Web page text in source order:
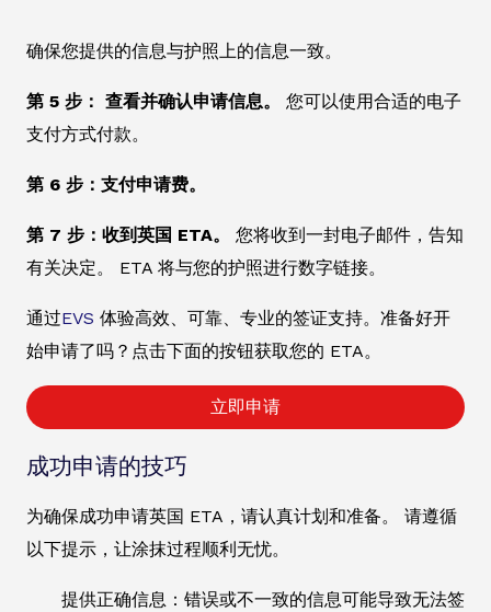
确保您提供的信息与护照上的信息一致。
第 5 步： 查看并确认申请信息。
您可以使用合适的电子
支付方式付款。
第 6 步：支付申请费。
第 7 步：收到英国 ETA。
您将收到一封电子邮件，告知
有关决定。 ETA 将与您的护照进行数字链接。
通过EVS 体验高效、可靠、专业的签证支持。准备好开
始申请了吗？点击下面的按钮获取您的 ETA。
立即申请
成功申请的技巧
为确保成功申请英国 ETA，请认真计划和准备。 请遵循
以下提示，让涂抹过程顺利无忧。
提供正确信息：错误或不一致的信息可能导致无法签